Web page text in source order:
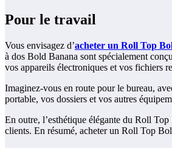
Pour le travail
Vous envisagez d’acheter un Roll Top
à dos Bold Banana sont spécialement
vos appareils électroniques et vos fichiers
Imaginez-vous en route pour le bureau,
portable, vos dossiers et vos autres
En outre, l’esthétique élégante du Roll
clients. En résumé, acheter un Roll Top